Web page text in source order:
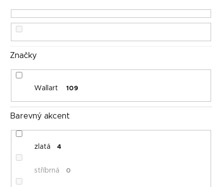
t
Značky
Wallart 109
Barevný akcent
zlatá 4
stříbrná 0